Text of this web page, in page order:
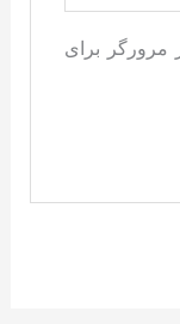
مرورگر برای